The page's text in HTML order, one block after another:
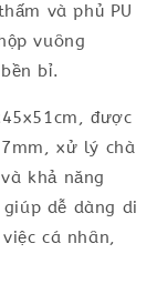
và phủ PU
vuông
bỉ.
được
xử lý chà
khả năng
dễ dàng di
cá nhân,